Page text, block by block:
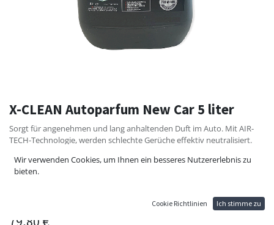
X-CLEAN Autoparfum New Car 5 liter
Sorgt für angenehmen und lang anhaltenden Duft im Auto. Mit AIR-
TECH-Technologie, werden schlechte Gerüche effektiv neutralisiert.
Zigarettenrauch, Verschüttetes Lebensmittel uvm. Anwend­bar bei
Textilien wie Polster, Stoffe, Schuhe, Teppiche, Gardinen, Kleider etc.
79,80 €
Wir verwenden Cookies, um Ihnen ein besseres Nutzererlebnis zu
bieten.
Cookie Richtlinien Ich stimme zu